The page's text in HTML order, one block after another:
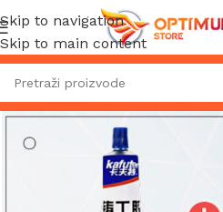
Skip to navigation
Skip to main content